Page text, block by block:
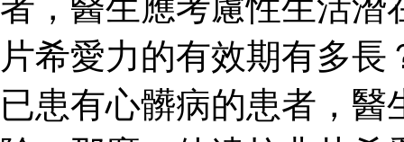
片希愛力的有效期有多
已患有心髒病的患者，